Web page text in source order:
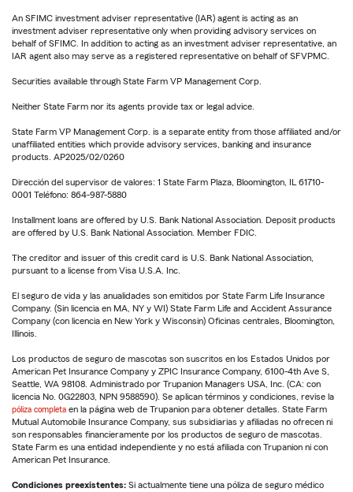
An SFIMC investment adviser representative (IAR) agent is acting as an
investment adviser representative only when providing advisory services on
behalf of SFIMC. In addition to acting as an investment adviser representative, an
IAR agent also may serve as a registered representative on behalf of SFVPMC.
Securities available through State Farm VP Management Corp.
Neither State Farm nor its agents provide tax or legal advice.
State Farm VP Management Corp. is a separate entity from those affiliated and/or
unaffiliated entities which provide advisory services, banking and insurance
products. AP2025/02/0260
Dirección del supervisor de valores: 1 State Farm Plaza, Bloomington, IL 61710-
0001 Teléfono: 864-987-5880
Installment loans are offered by U.S. Bank National Association. Deposit products
are offered by U.S. Bank National Association. Member FDIC.
The creditor and issuer of this credit card is U.S. Bank National Association,
pursuant to a license from Visa U.S.A. Inc.
El seguro de vida y las anualidades son emitidos por State Farm Life Insurance
Company. (Sin licencia en MA, NY y WI) State Farm Life and Accident Assurance
Company (con licencia en New York y Wisconsin) Oficinas centrales, Bloomington,
Illinois.
Los productos de seguro de mascotas son suscritos en los Estados Unidos por
American Pet Insurance Company y ZPIC Insurance Company, 6100-4th Ave S,
Seattle, WA 98108. Administrado por Trupanion Managers USA, Inc. (CA: con
licencia No. 0G22803, NPN 9588590). Se aplican términos y condiciones, revise la
póliza completa en la página web de Trupanion para obtener detalles. State Farm
Mutual Automobile Insurance Company, sus subsidiarias y afiliadas no ofrecen ni
son responsables financieramente por los productos de seguro de mascotas.
State Farm es una entidad independiente y no está afiliada con Trupanion ni con
American Pet Insurance.
Condiciones preexistentes: Si actualmente tiene una póliza de seguro médico